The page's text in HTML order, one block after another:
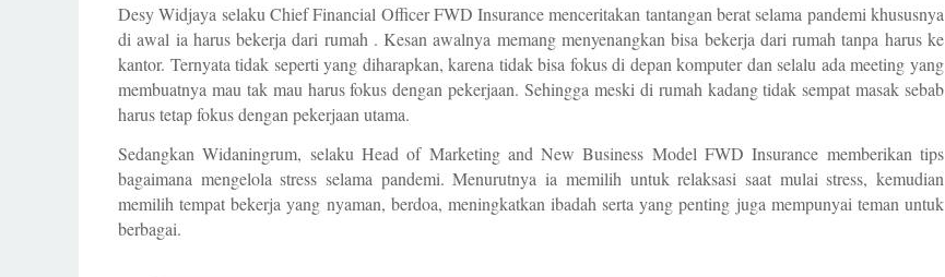
Desy Widjaya selaku Chief Financial Officer FWD Insurance menceritakan tantangan berat selama pandemi khususnya
di awal ia harus bekerja dari rumah . Kesan awalnya memang menyenangkan bisa bekerja dari rumah tanpa harus ke
kantor. Ternyata tidak seperti yang diharapkan, karena tidak bisa fokus di depan komputer dan selalu ada meeting yang
membuatnya mau tak mau harus fokus dengan pekerjaan. Sehingga meski di rumah kadang tidak sempat masak sebab
harus tetap fokus dengan pekerjaan utama.
Sedangkan Widaningrum, selaku Head of Marketing and New Business Model FWD Insurance memberikan tips
bagaimana mengelola stress selama pandemi. Menurutnya ia memilih untuk relaksasi saat mulai stress, kemudian
memilih tempat bekerja yang nyaman, berdoa, meningkatkan ibadah serta yang penting juga mempunyai teman untuk
berbagai.